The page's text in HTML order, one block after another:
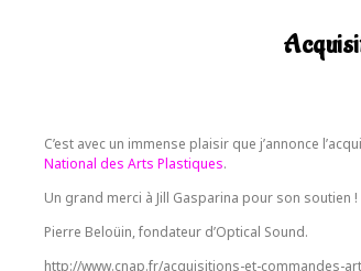
C’est avec un immense plaisir que j’annonce
National des Arts Plastiques.
Un grand merci à Jill Gasparina pour son soutien !
Pierre Beloüin, fondateur d’Optical Sound.
http://www.cnap.fr/acquisitions-et-commandes-